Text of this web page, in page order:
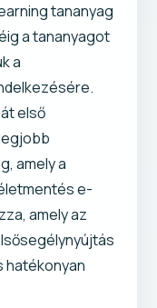
tananyag
a tananyagot
a
első
amely a
e-
amely az
hatékonyan